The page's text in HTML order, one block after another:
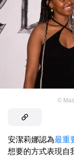
©
安潔莉娜認為最重
想要的方式表現自